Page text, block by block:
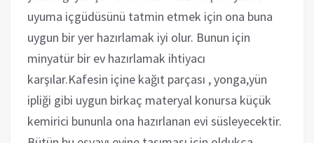
uyuma içgüdüsünü tatmin etmek için ona buna
uygun bir yer hazırlamak iyi olur. Bunun için
minyatür bir ev hazırlamak ihtiyacı
karşılar.Kafesin içine kağıt parçası , yonga,yün
ipliği gibi uygun birkaç materyal konursa küçük
kemirici bununla ona hazırlanan evi süsleyecektir.